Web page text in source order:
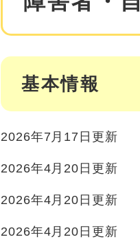
基本情報
2026年7月17日更新
2026年4月20日更新
2026年4月20日更新
2026年4月20日更新